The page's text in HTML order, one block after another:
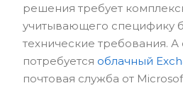
решения требует
учитывающего специфику
технические требования. А
потребуется облачный
почтовая служба от